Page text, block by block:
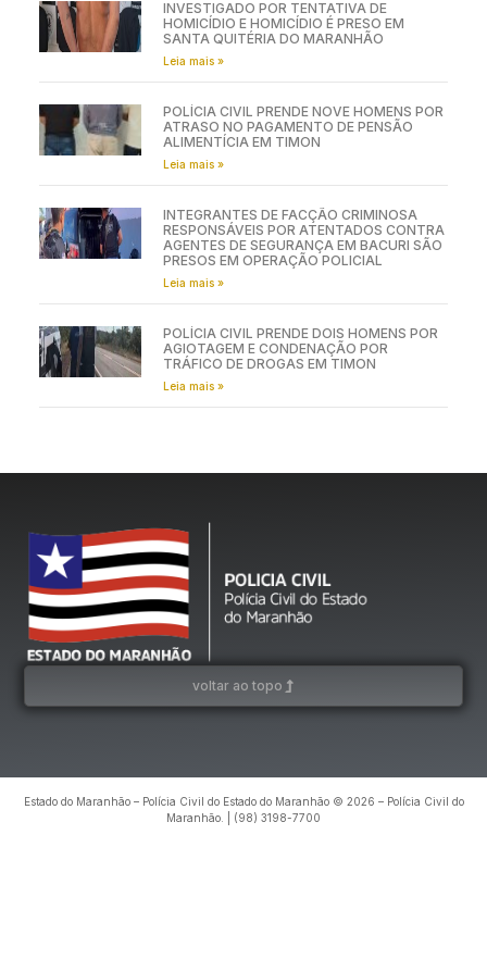
INVESTIGADO POR TENTATIVA DE
HOMICÍDIO E HOMICÍDIO É PRESO EM
SANTA QUITÉRIA DO MARANHÃO
Leia mais »
POLÍCIA CIVIL PRENDE NOVE HOMENS POR
ATRASO NO PAGAMENTO DE PENSÃO
ALIMENTÍCIA EM TIMON
Leia mais »
INTEGRANTES DE FACÇÃO CRIMINOSA
RESPONSÁVEIS POR ATENTADOS CONTRA
AGENTES DE SEGURANÇA EM BACURI SÃO
PRESOS EM OPERAÇÃO POLICIAL
Leia mais »
POLÍCIA CIVIL PRENDE DOIS HOMENS POR
AGIOTAGEM E CONDENAÇÃO POR
TRÁFICO DE DROGAS EM TIMON
Leia mais »
voltar ao topo
Estado do Maranhão – Polícia Civil do Estado do Maranhão © 2026 – Polícia Civil do
Maranhão. | (98) 3198-7700